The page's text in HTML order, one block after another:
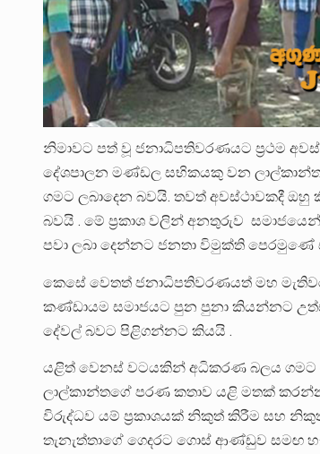
නිමාවට පත් වූ ජනාධිපතිවරණයට ප්‍රථම
දේශපාලන මණ්ඩල සභිකයකු වන ලාල්කාන්ත
ගමට ලබාදෙන බවයි. තවත් අවස්ථාවකදී
බවයි . මේ ප්‍රකාශ වලින් අනතුරුව
පවා ලබා දෙන්නට ජනතා විමුක්ති පෙරමුණේ
කෙසේ වෙතත් ජනාධිපතිවරණයත් මහ
කණ්ඩායම සමාජයට පුන පුනා කියන්නට
දේවල් බවට පිළිගන්නට කියයි .
යළිත් වෙනස් වටයකින් අධිකරණ බලය ගමට
ලාල්කාන්තගේ පරණ කතාව යළි මතක්
විරුද්ධව යම් ප්‍රකාශයක් නිකුත් කිරීම සහ
තැනැත්තාගේ ගෙදරට ගොස් ආණ්ඩුව සමඟ